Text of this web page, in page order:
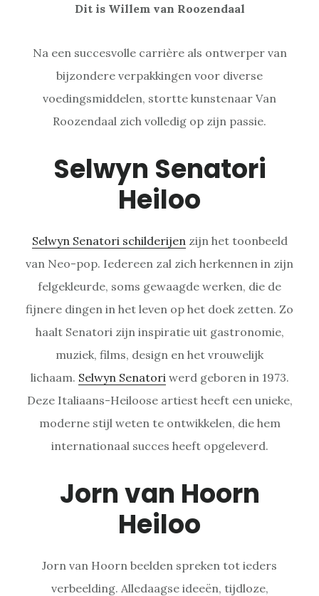
Dit is Willem van Roozendaal
Na een succesvolle carrière als ontwerper van
bijzondere verpakkingen voor diverse
voedingsmiddelen, stortte kunstenaar Van
Roozendaal zich volledig op zijn passie.
Selwyn Senatori
Heiloo
Selwyn Senatori schilderijen zijn het toonbeeld
van Neo-pop. Iedereen zal zich herkennen in zijn
felgekleurde, soms gewaagde werken, die de
fijnere dingen in het leven op het doek zetten. Zo
haalt Senatori zijn inspiratie uit gastronomie,
muziek, films, design en het vrouwelijk
lichaam. Selwyn Senatori werd geboren in 1973.
Deze Italiaans-Heiloose artiest heeft een unieke,
moderne stijl weten te ontwikkelen, die hem
internationaal succes heeft opgeleverd.
Jorn van Hoorn
Heiloo
Jorn van Hoorn beelden spreken tot ieders
verbeelding. Alledaagse ideeën, tijdloze,